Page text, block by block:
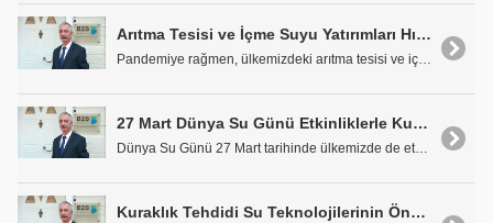
Arıtma Tesisi ve İçme Suyu Yatırımları Hız Kesmiyor
Pandemiye rağmen, ülkemizdeki arıtma tesisi ve içm..
27 Mart Dünya Su Günü Etkinliklerle Kutlandı
Dünya Su Günü 27 Mart tarihinde ülkemizde de etkin..
Kuraklık Tehdidi Su Teknolojilerinin Önemini Artırıyor